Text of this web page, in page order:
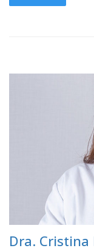
Dra. Cristina